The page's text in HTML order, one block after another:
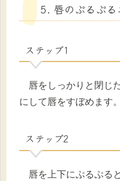
5. 唇のぷるぷる
ステップ1
唇をしっかりと閉じ
にして唇をすぼめます。
ステップ2
唇を上下にぷるぷる